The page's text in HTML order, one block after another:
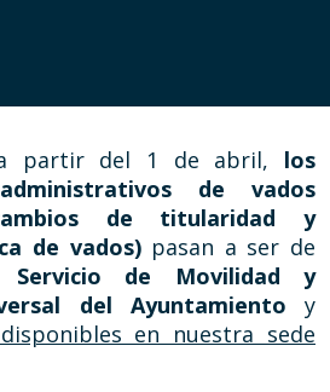
partir del 1 de abril, los
de vados
de titularidad y
de vados) pasan a ser de
Servicio de Movilidad y
del Ayuntamiento y
en nuestra sede